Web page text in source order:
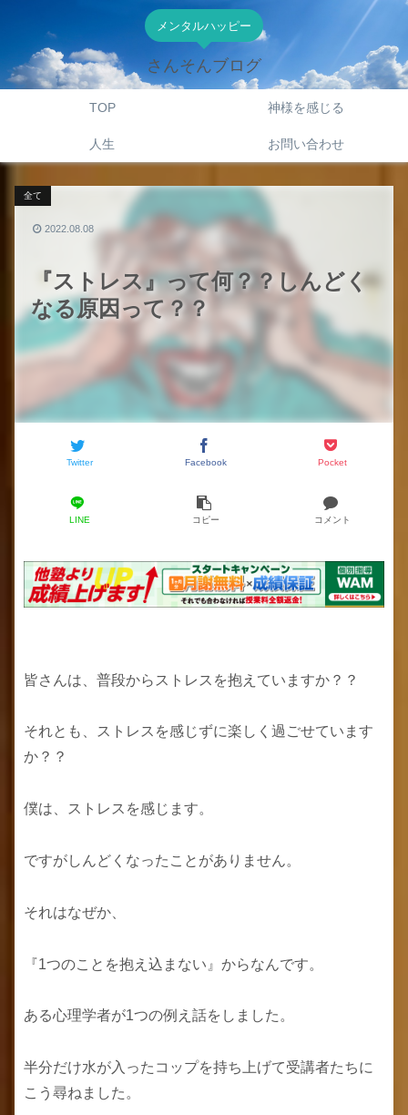
メンタルハッピー
さんそんブログ
TOP 神様を感じる
人生 お問い合わせ
『ストレス』って何？？しんどく
なる原因って？？
全て
Twitter Facebook Pocket
LINE コピー コメント
2022.08.08
皆さんは、普段からストレスを抱えていますか？？
それとも、ストレスを感じずに楽しく過ごせています
か？？
僕は、ストレスを感じます。
ですがしんどくなったことがありません。
それはなぜか、
『1つのことを抱え込まない』からなんです。
ある心理学者が1つの例え話をしました。
半分だけ水が入ったコップを持ち上げて受講者たちに
こう尋ねました。